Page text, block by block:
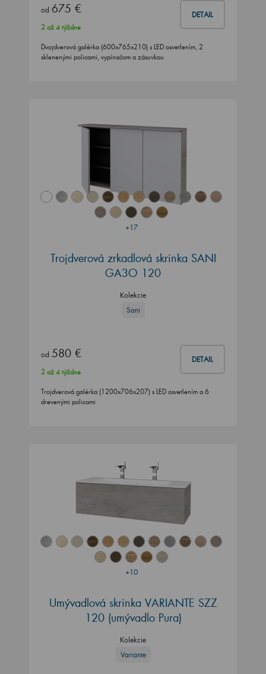
od 675 € DETAIL
2 až 4 týždne
Dvojdverová galérka (600x765x210) s LED osvetlením, 2
sklenenými policami, vypínačom a zásuvkou
+17
Trojdverová zrkadlová skrinka SANI
GA3O 120
Kolekcie
Sani
od 580 € DETAIL
2 až 4 týždne
Trojdverová galérka (1200x706x207) s LED osvetlením a 6
drevenými policami
+10
Umývadlová skrinka VARIANTE SZZ
120 (umývadlo Pura)
Kolekcie
Variante